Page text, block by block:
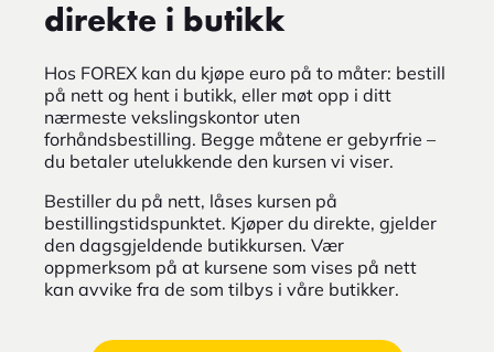
direkte i butikk
Hos FOREX kan du kjøpe euro på to måter: bestill
på nett og hent i butikk, eller møt opp i ditt
nærmeste vekslingskontor uten
forhåndsbestilling. Begge måtene er gebyrfrie –
du betaler utelukkende den kursen vi viser.
Bestiller du på nett, låses kursen på
bestillingstidspunktet. Kjøper du direkte, gjelder
den dagsgjeldende butikkursen. Vær
oppmerksom på at kursene som vises på nett
kan avvike fra de som tilbys i våre butikker.